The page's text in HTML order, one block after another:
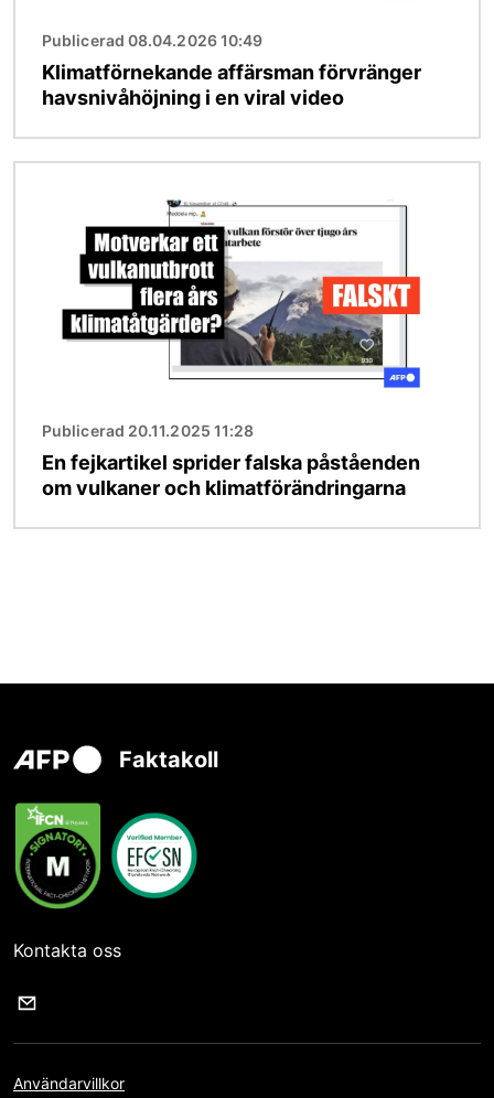
Publicerad 08.04.2026 10:49
Klimatförnekande affärsman förvränger
havsnivåhöjning i en viral video
Publicerad 20.11.2025 11:28
En fejkartikel sprider falska påståenden
om vulkaner och klimatförändringarna
Faktakoll
Kontakta oss
Användarvillkor